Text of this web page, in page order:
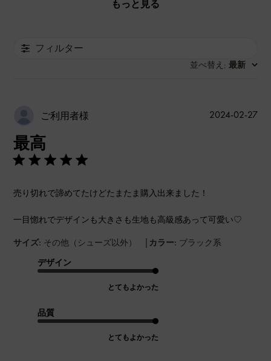
もっと見る
フィルター
並べ替え : 最新
ご利用者様
最高
売り切れで諦めてたけどたまたま購入出来ました！
一目惚れでデザインも大きさも生地も高級感あって可愛い♡
サイズ: その他（シューズ以外） | カラー: ブラック系
デザイン
とてもよかった
品質
とてもよかった
公
2024-02-27